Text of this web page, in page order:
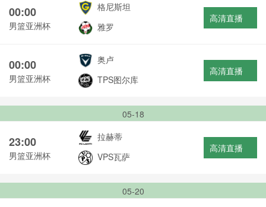
00:00
男篮亚洲杯
格尼斯坦
雅罗
高清直播
00:00
男篮亚洲杯
奥卢
TPS图尔库
高清直播
05-18
23:00
男篮亚洲杯
拉赫蒂
VPS瓦萨
高清直播
05-20